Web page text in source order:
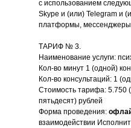
с использованием
Skype и (или) Telegram и
платформы, мессенджеры
ТАРИФ № 3.
Наименование услуги:
Кол-во минут 1 (одной)
Кол-во консультаций: 1
Стоимость тарифа: 5.750
пятьдесят) рублей
Форма проведения:
взаимодействии